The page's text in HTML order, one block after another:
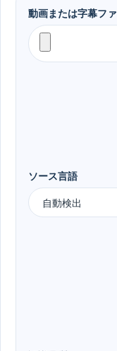
動画または字幕フ
ソース言語